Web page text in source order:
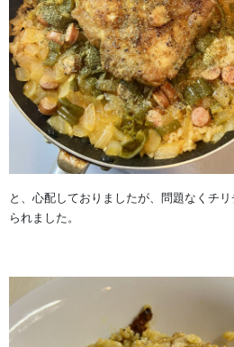
と、心配しておりましたが、問題なくチ
られました。